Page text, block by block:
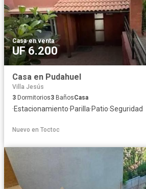
Casa·en venta
UF 6.200
Casa en Pudahuel
Villa Jesús
3 Dormitorios3 BañosCasa
·Estacionamiento·Parilla·Patio·Seguridad
Nuevo en Toctoc